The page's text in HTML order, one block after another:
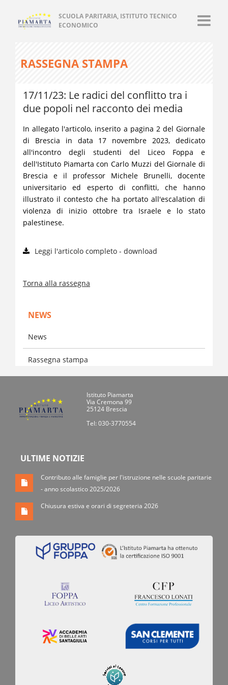
SCUOLA PARITARIA, ISTITUTO TECNICO
ECONOMICO
RASSEGNA STAMPA
17/11/23: Le radici del conflitto tra i
due popoli nel racconto dei media
In allegato l'articolo, inserito a pagina 2 del Giornale
di Brescia in data 17 novembre 2023, dedicato
all'incontro degli studenti del Liceo Foppa e
dell'Istituto Piamarta con Carlo Muzzi del Giornale di
Brescia e il professor Michele Brunelli, docente
universitario ed esperto di conflitti, che hanno
illustrato il contesto che ha portato all'escalation di
violenza di inizio ottobre tra Israele e lo stato
palestinese.
Leggi l'articolo completo - download
Torna alla rassegna
NEWS
News
Rassegna stampa
Istituto Piamarta
Via Cremona 99
25124 Brescia
Tel: 030-3770554
ULTIME NOTIZIE
Contributo alle famiglie per l'istruzione nelle scuole paritarie
- anno scolastico 2025/2026
Chiusura estiva e orari di segreteria 2026